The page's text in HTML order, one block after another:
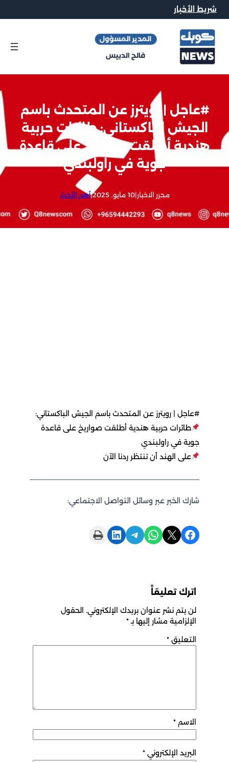
شريط الأخبار
#عاجل | رويترز عن المتحدث باسم
الجيش الباكستاني: طائرات حربية
هندية أطلقت صواريخ على قاعدة
جوية في راولبندي
محرر الاخبار|10 مايو, 2025 |أهم الأخبار
#عاجل | رويترز عن المتحدث باسم الجيش الباكستاني:
طائرات حربية هندية أطلقت صواريخ على قاعدة
جوية في راولبندي
على الهند أن تنتظر ردنا الآن
شارك الخبر عبر وسائل التواصل الاجتماعي:
Share on Facebook
Share on X
Share on WhatsApp
Share on Telegram
Share on LinkedIn
Print this Page
اترك تعليقاً
لن يتم نشر عنوان بريدك الإلكتروني. الحقول
الإلزامية مشار إليها بـ*
التعليق *
الاسم *
البريد الإلكتروني *